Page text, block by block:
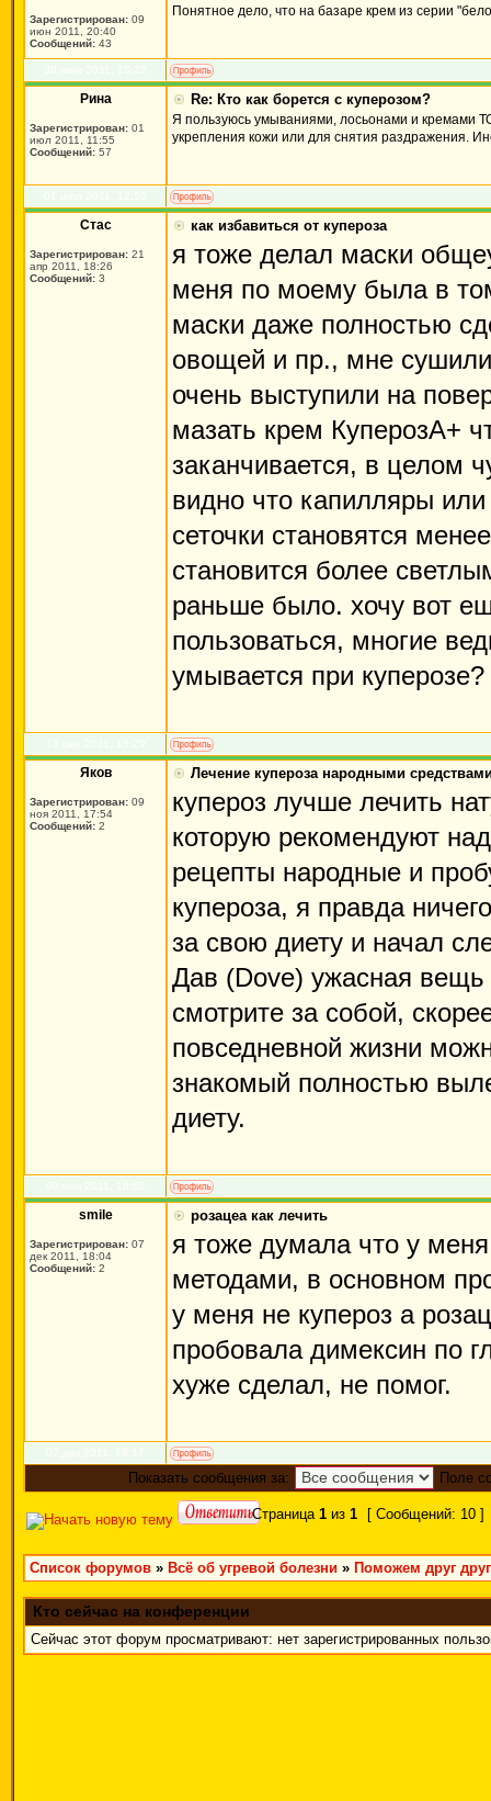
Зарегистрирован: 09
июн 2011, 20:40
Сообщений: 43
Понятное дело, что на базаре крем из серии
Рина
Зарегистрирован: 01
июл 2011, 11:55
Сообщений: 57
Re: Кто как борется с куперозом?
Я пользуюсь умываниями, лосьонами и кремами
укрепления кожи или для снятия раздражения.
Стас
Зарегистрирован: 21
апр 2011, 18:26
Сообщений: 3
как избавиться от купероза
я тоже делал маски
меня по моему была в
маски даже полностью
овощей и пр., мне
очень выступили на
мазать крем КуперозА+
заканчивается, в целом
видно что капилляры
сеточки становятся
становится более
раньше было. хочу вот
пользоваться, многие
умывается при куперозе?
Яков
Зарегистрирован: 09
ноя 2011, 17:54
Сообщений: 2
Лечение купероза народными
купероз лучше лечить
которую рекомендуют
рецепты народные и
купероза, я правда
за свою диету и начал
Дав (Dove) ужасная
смотрите за собой,
повседневной жизни
знакомый полностью
диету.
smile
Зарегистрирован: 07
дек 2011, 18:04
Сообщений: 2
розацеа как лечить
я тоже думала что у
методами, в основном
у меня не купероз а
пробовала димексин по
хуже сделал, не помог.
Показать сообщения за: Поле
Страница 1 из 1 [ Сообщений: 10 ]
Список форумов » Всё об угревой болезни » Поможем друг
Кто сейчас на конференции
Сейчас этот форум просматривают: нет зарегистрированных